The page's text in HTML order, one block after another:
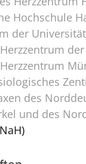
Hochschule
der
des
und des